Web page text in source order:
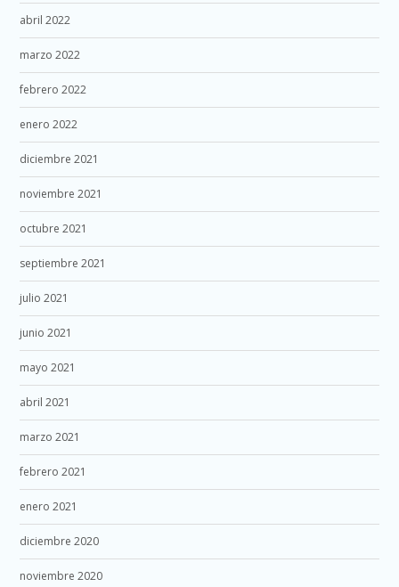
abril 2022
marzo 2022
febrero 2022
enero 2022
diciembre 2021
noviembre 2021
octubre 2021
septiembre 2021
julio 2021
junio 2021
mayo 2021
abril 2021
marzo 2021
febrero 2021
enero 2021
diciembre 2020
noviembre 2020